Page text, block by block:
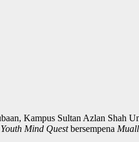
Kampus Sultan Azlan Shah
Mind Questbersempena